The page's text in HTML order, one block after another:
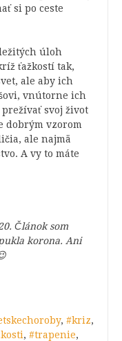
si po ceste
úloh
ťažkostí tak,
ale aby ich
vnútorne ich
svoj život
dobrým vzorom
ale najmä
A vy to máte
Článok som
korona. Ani
, #kriz,
, #trapenie,